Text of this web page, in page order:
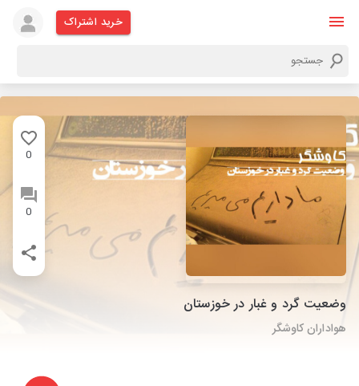
خرید اشتراک
0
0
وضعیت گرد و غبار در خوزستان
هواداران کاوشگر